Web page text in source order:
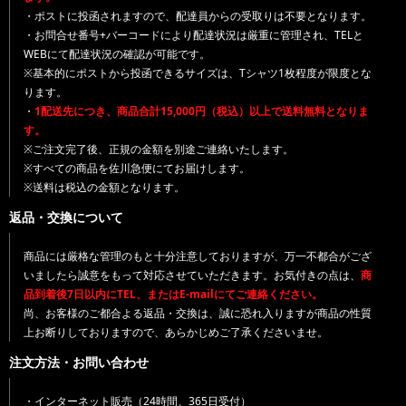
・ポストに投函されますので、配達員からの受取りは不要となります。
・お問合せ番号+バーコードにより配達状況は厳重に管理され、TELと
WEBにて配達状況の確認が可能です。
※基本的にポストから投函できるサイズは、Tシャツ1枚程度が限度とな
ります。
・ 1配送先につき、商品合計15,000円（税込）以上で送料無料となりま
す。
※ご注文完了後、正規の金額を別途ご連絡いたします。
※すべての商品を佐川急便にてお届けします。
※送料は税込の金額となります。
返品・交換について
商品には厳格な管理のもと十分注意しておりますが、万一不都合がござ
いましたら誠意をもって対応させていただきます。お気付きの点は、 商
品到着後7日以内にTEL、またはE-mailにてご連絡ください。
尚、お客様のご都合よる返品・交換は、誠に恐れ入りますが商品の性質
上お断りしておりますので、あらかじめご了承くださいませ。
注文方法・お問い合わせ
・インターネット販売（24時間、365日受付）